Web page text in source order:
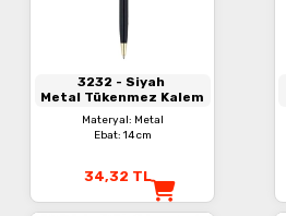
3232 - Siyah
Metal Tükenmez Kalem
Materyal: Metal
Ebat: 14 cm
34,32 TL